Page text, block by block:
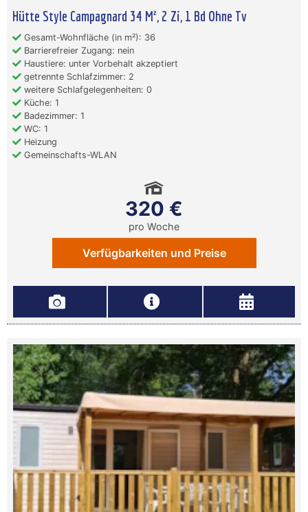
Hütte Style Campagnard 34 M², 2 Zi, 1 Bd Ohne Tv
Gesamt-Wohnfläche (in m²): 36
Barrierefreier Zugang: nein
Haustiere: unter Vorbehalt akzeptiert
getrennte Schlafzimmer: 2
weitere Schlafgelegenheiten: 0
Küche: 1
Badezimmer: 1
WC: 1
Heizung
Gemeinschafts-WLAN
320 €
pro Woche
Verfügbarkeiten und Preise